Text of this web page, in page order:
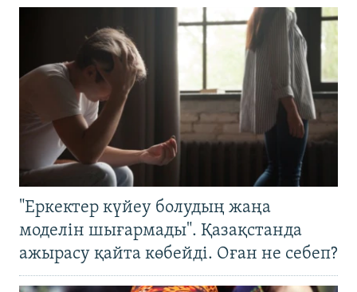
"Еркектер күйеу болудың жаңа
моделін шығармады". Қазақстанда
ажырасу қайта көбейді. Оған не себеп?